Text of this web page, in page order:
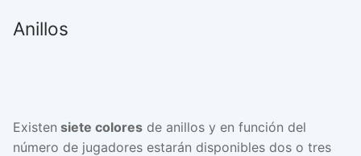
Anillos
Existen siete colores de anillos y en función del
número de jugadores estarán disponibles dos o tres